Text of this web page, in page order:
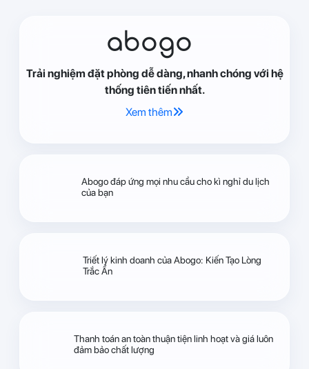
abogo
Trải nghiệm đặt phòng dễ dàng, nhanh chóng với hệ
thống tiên tiến nhất.
Xem thêm
Abogo đáp ứng mọi nhu cầu cho kì nghỉ du lịch
của bạn
Triết lý kinh doanh của Abogo: Kiến Tạo Lòng
Trắc Ẩn
Thanh toán an toàn thuận tiện linh hoạt và giá luôn
đảm bảo chất lượng